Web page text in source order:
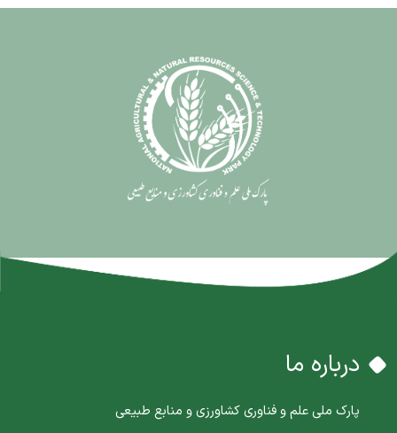
درباره ما
پارک ملی علم و فناوری کشاورزی و منابع طبیعی